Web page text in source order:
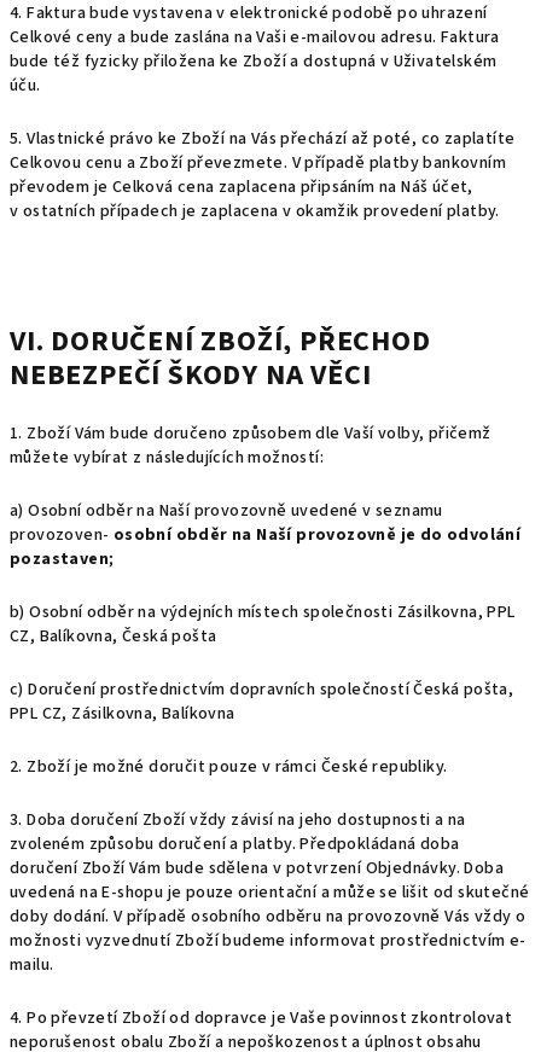
4. Faktura bude vystavena v elektronické podobě po uhrazení
Celkové ceny a bude zaslána na Vaši e-mailovou adresu. Faktura
bude též fyzicky přiložena ke Zboží a dostupná v Uživatelském
úču.
5. Vlastnické právo ke Zboží na Vás přechází až poté, co zaplatíte
Celkovou cenu a Zboží převezmete. V případě platby bankovním
převodem je Celková cena zaplacena připsáním na Náš účet,
v ostatních případech je zaplacena v okamžik provedení platby.
VI. DORUČENÍ ZBOŽÍ, PŘECHOD
NEBEZPEČÍ ŠKODY NA VĚCI
1. Zboží Vám bude doručeno způsobem dle Vaší volby, přičemž
můžete vybírat z následujících možností:
a) Osobní odběr na Naší provozovně uvedené v seznamu
provozoven- osobní obděr na Naší provozovně je do odvolání
pozastaven;
b) Osobní odběr na výdejních místech společnosti Zásilkovna, PPL
CZ, Balíkovna, Česká pošta
c) Doručení prostřednictvím dopravních společností Česká pošta,
PPL CZ, Zásilkovna, Balíkovna
2. Zboží je možné doručit pouze v rámci České republiky.
3. Doba doručení Zboží vždy závisí na jeho dostupnosti a na
zvoleném způsobu doručení a platby. Předpokládaná doba
doručení Zboží Vám bude sdělena v potvrzení Objednávky. Doba
uvedená na E-shopu je pouze orientační a může se lišit od skutečné
doby dodání. V případě osobního odběru na provozovně Vás vždy o
možnosti vyzvednutí Zboží budeme informovat prostřednictvím e-
mailu.
4.Po převzetí Zboží od dopravce je Vaše povinnost zkontrolovat
neporušenost obalu Zboží a nepoškozenost a úplnost obsahu